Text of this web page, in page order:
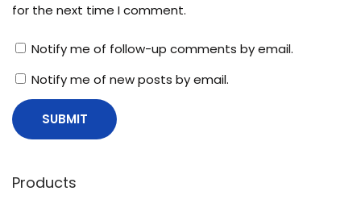
for the next time I comment.
Notify me of follow-up comments by email.
Notify me of new posts by email.
Products